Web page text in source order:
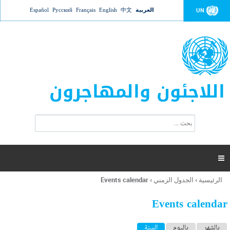
Jump to navigation UN العربية 中文
English
Français
Русский
Español
اللاجئون والمهاجرون
ت
ر
ل
ح
ب

أنت
هنا
الرئيسية › الجدول الزمني ›
Events calendar
Events calendar